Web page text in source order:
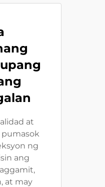
at
ng
ang
at may